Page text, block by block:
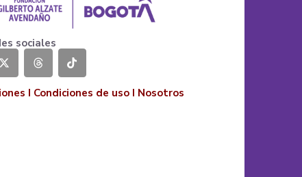
sociales
I Condiciones de uso I Nosotros